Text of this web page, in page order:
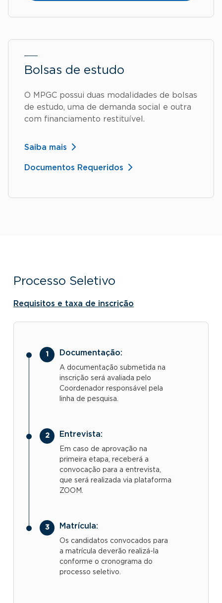
Bolsas de estudo
O MPGC possui duas modalidades de bolsas
de estudo, uma de demanda social e outra
com financiamento restituível.
Saiba mais
Documentos Requeridos
Processo Seletivo
Requisitos e taxa de inscrição
Documentação:
A documentação submetida na
inscrição será avaliada pelo
Coordenador responsável pela
linha de pesquisa.
Entrevista:
Em caso de aprovação na
primeira etapa, receberá a
convocação para a entrevista,
que será realizada via plataforma
ZOOM.
Matrícula:
Os candidatos convocados para
a matrícula deverão realizá-la
conforme o cronograma do
processo seletivo.